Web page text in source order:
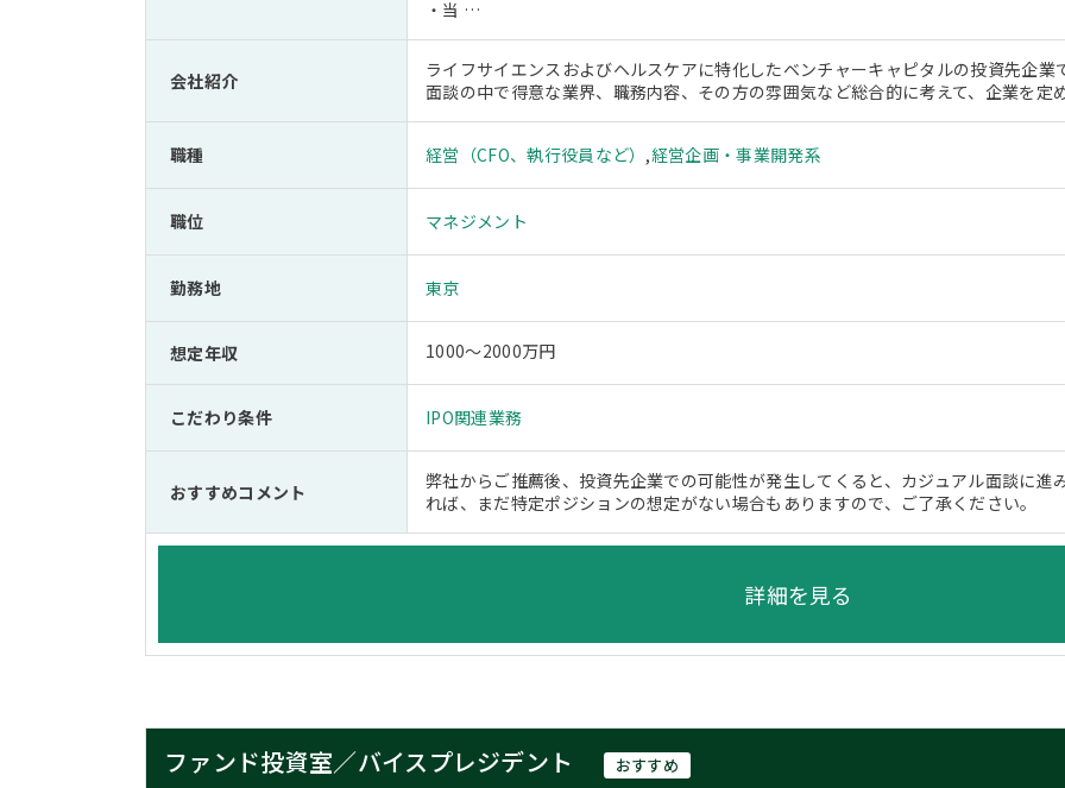
・当 …
会社紹介
ライフサイエンスおよびヘルスケアに特化したベンチャーキャピタルの投資先企業で
面談の中で得意な業界、職務内容、その方の雰囲気など総合的に考えて、企業を定
職種 経営（CFO、執行役員など） ,経営企画・事業開発系
職位 マネジメント
勤務地 東京
想定年収 1000～2000万円
こだわり条件 IPO関連業務
おすすめコメント
弊社からご推薦後、投資先企業での可能性が発生してくると、カジュアル面談に
れば、まだ特定ポジションの想定がない場合もありますので、ご了承ください。
詳細を見る
ファンド投資室／バイスプレジデント おすすめ